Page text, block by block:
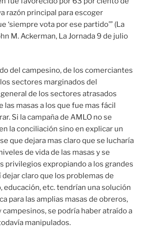
razón principal para escoger
‘siempre vota por ese partido’” (La
M. Ackerman, La Jornada 9 de julio
del campesino, de los comerciantes
sectores marginados del
de los sectores atrasados
las masas a los que fue mas fácil
Si la campaña de AMLO no se
la conciliación sino en explicar un
que dejara mas claro que se lucharía
de vida de las masas y se
privilegios expropiando a los grandes
claro que los problemas de
educación, etc. tendrían una solución
para las amplias masas de obreros,
se podría haber atraído a
manipulados.